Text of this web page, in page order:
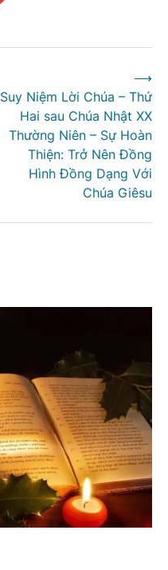
Suy Niệm Lời Chúa – Thứ
Hai sau Chúa Nhật XX
Thường Niên – Sự Hoàn
Thiện: Trở Nên Đồng
Hình Đồng Dạng Với
Chúa Giêsu
⟶